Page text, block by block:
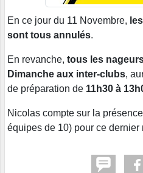
En ce jour du 11 Novembre,
sont tous annulés.
En revanche, tous les
Dimanche aux inter-clubs,
de préparation de 11h30 à
Nicolas compte sur la
équipes de 10) pour ce dernier